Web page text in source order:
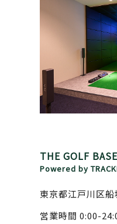
THE GOLF
Powered by
東京都江戸川区
営業時間 0:00-